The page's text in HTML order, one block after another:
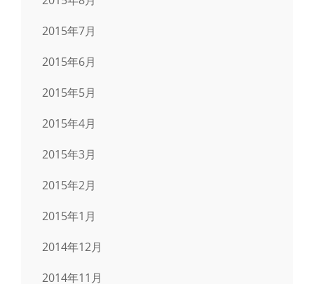
2015年7月
2015年6月
2015年5月
2015年4月
2015年3月
2015年2月
2015年1月
2014年12月
2014年11月